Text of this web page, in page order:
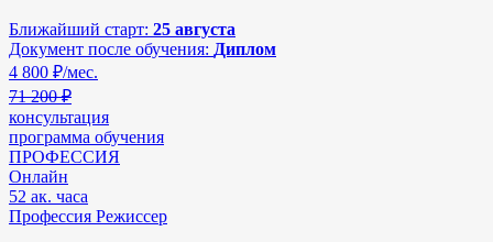
Ближайший старт: 25 августа
Документ после обучения: Диплом
4 800 ₽/мес.
71 200 ₽
консультация
программа обучения
ПРОФЕССИЯ
Онлайн
52 ак. часа
Профессия Режиссер